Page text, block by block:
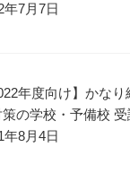
年7月7日
年度向け】かな
の学校・予備校
年8月4日